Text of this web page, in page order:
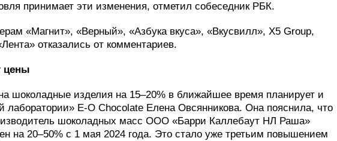
принимает эти изменения, отметил собеседник РБК.
«Магнит», «Верный», «Азбука вкуса», «Вкусвилл», X5 Group,
отказались от комментариев.
цены
шоколадные изделия на 15–20% в ближайшее время планирует и
лаборатории» E-O Chocolate Елена Овсянникова. Она пояснила, что
шоколадных масс ООО «Барри Каллебаут НЛ Раша»
на 20–50% с 1 мая 2024 года. Это стало уже третьим повышением